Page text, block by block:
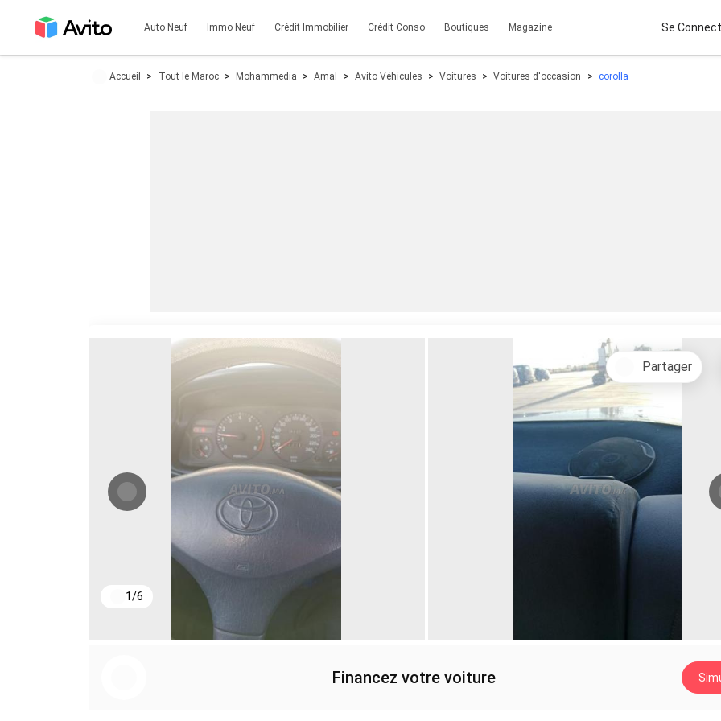
Auto Neuf Immo Neuf Crédit Immobilier Crédit Conso Boutiques Magazine Se
Accueil Tout le Maroc Mohammedia Amal Avito Véhicules Voitures Voitures d'occasion corolla
1/6
Partager
Financez votre voiture